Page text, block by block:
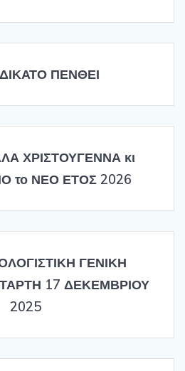
ΠΕΝΘΕΙ
ΧΡΙΣΤΟΥΓΕΝΝΑ κι
το ΝΕΟ ΕΤΟΣ 2026
ΓΕΝΙΚΗ
17 ΔΕΚΕΜΒΡΙΟΥ
2025